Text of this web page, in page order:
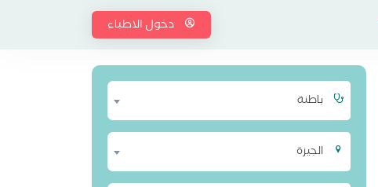
دخول الاطباء
باطنة
الجيزة